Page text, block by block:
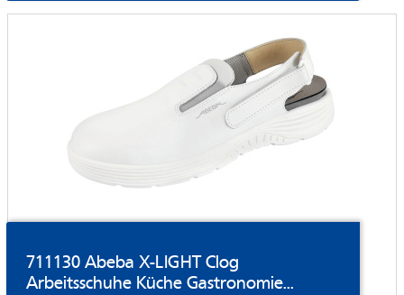
711130 Abeba X-LIGHT Clog
Arbeitsschuhe Küche Gastronomie...